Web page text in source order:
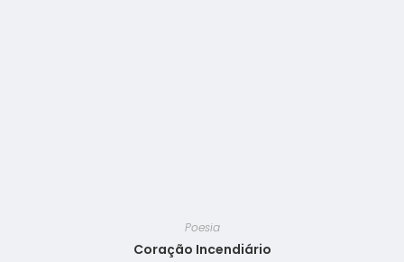
Poesia
Coração Incendiário